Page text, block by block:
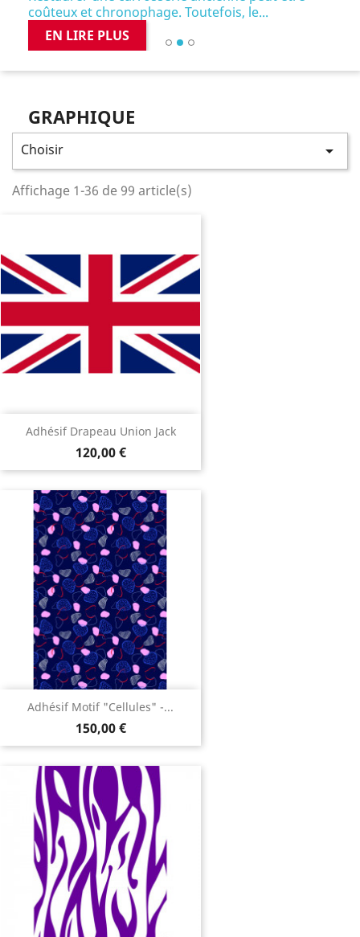
coûteux et chronophage. Toutefois, le...
EN LIRE PLUS
GRAPHIQUE
Choisir 
Affichage 1-36 de 99 article(s)
Adhésif Drapeau Union Jack
120,00 €
Adhésif Motif "Cellules" -...
150,00 €